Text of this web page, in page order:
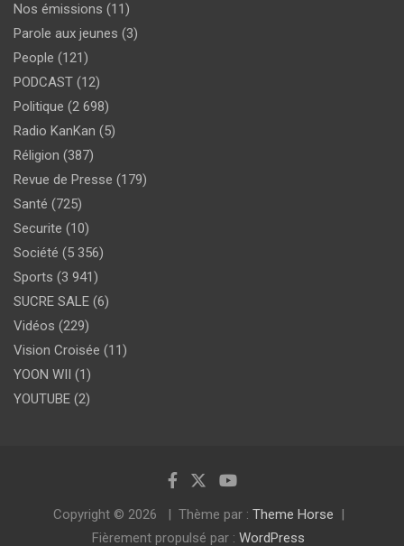
Nos émissions (11)
Parole aux jeunes (3)
People (121)
PODCAST (12)
Politique (2 698)
Radio KanKan (5)
Réligion (387)
Revue de Presse (179)
Santé (725)
Securite (10)
Société (5 356)
Sports (3 941)
SUCRE SALE (6)
Vidéos (229)
Vision Croisée (11)
YOON WII (1)
YOUTUBE (2)
Copyright © 2026 Thème par : Theme Horse
Fièrement propulsé par : WordPress